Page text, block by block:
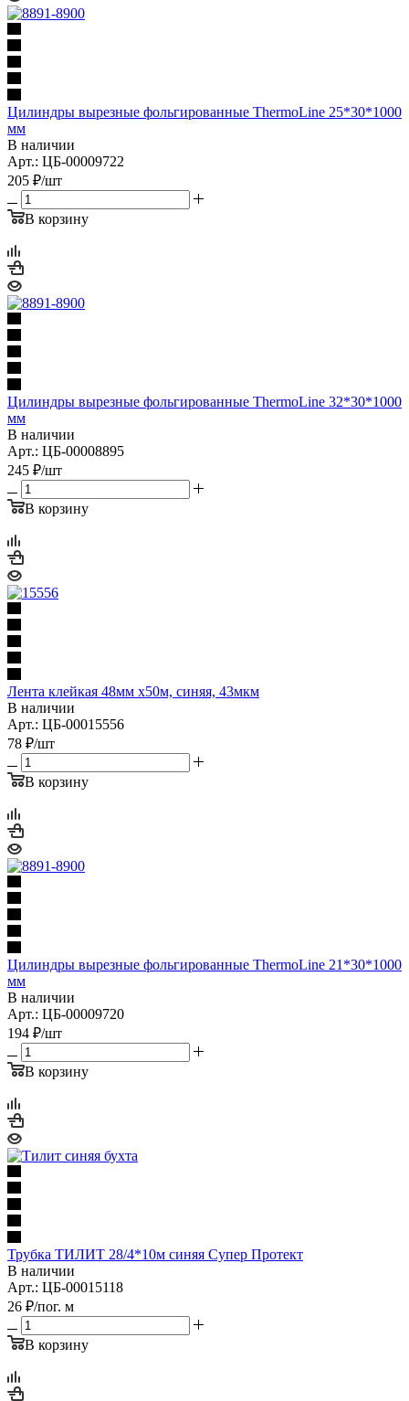
Цилиндры вырезные фольгированные ThermoLine 25*30*1000
мм
В наличии
Арт.: ЦБ-00009722
205 ₽/шт
В корзину
Цилиндры вырезные фольгированные ThermoLine 32*30*1000
мм
В наличии
Арт.: ЦБ-00008895
245 ₽/шт
В корзину
Лента клейкая 48мм х50м, синяя, 43мкм
В наличии
Арт.: ЦБ-00015556
78 ₽/шт
В корзину
Цилиндры вырезные фольгированные ThermoLine 21*30*1000
мм
В наличии
Арт.: ЦБ-00009720
194 ₽/шт
В корзину
Трубка ТИЛИТ 28/4*10м синяя Супер Протект
В наличии
Арт.: ЦБ-00015118
26 ₽/пог. м
В корзину